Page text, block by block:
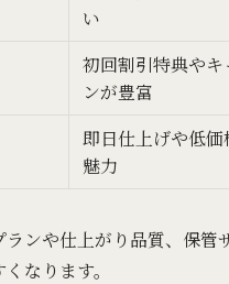
い
初回割引特典やキ
ンが豊富
即日仕上げや低価
魅力
ランや仕上がり品質、保
なります。